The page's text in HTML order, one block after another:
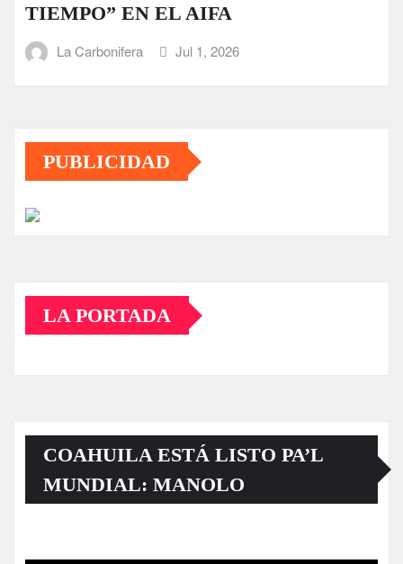
TIEMPO” EN EL AIFA
La Carbonifera Jul 1, 2026
PUBLICIDAD
LA PORTADA
COAHUILA ESTÁ LISTO PA’L
MUNDIAL: MANOLO